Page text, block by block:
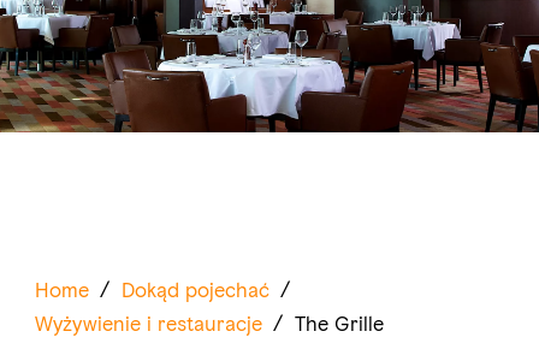
Home / Dokąd pojechać /
Wyżywienie i restauracje / The Grille